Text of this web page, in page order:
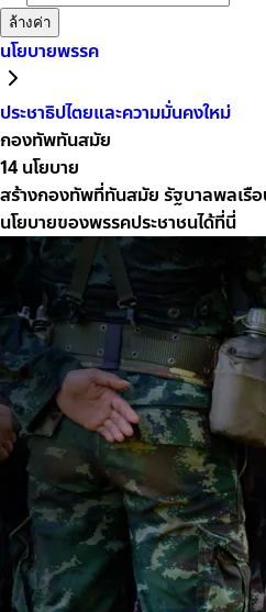
ล้างค่า
นโยบายพรรค
ประชาธิปไตยและความมั่นคงใหม่
กองทัพทันสมัย
14 นโยบาย
สร้างกองทัพที่ทันสมัย รัฐบาลพลเรื
นโยบายของพรรคประชาชนได้ที่นี่